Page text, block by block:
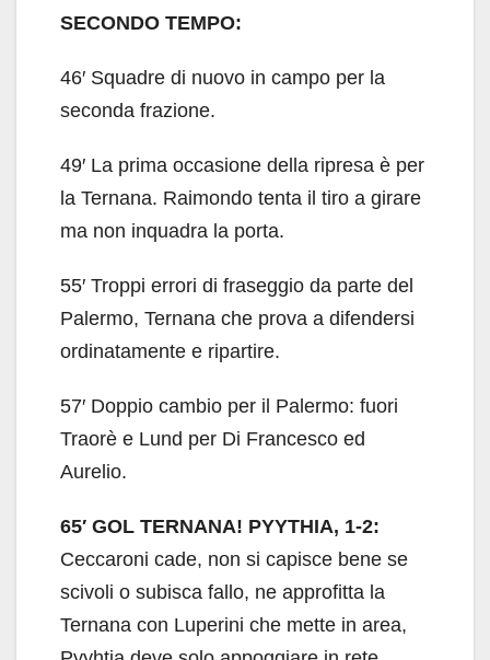
SECONDO TEMPO:
46′ Squadre di nuovo in campo per la
seconda frazione.
49′ La prima occasione della ripresa è per
la Ternana. Raimondo tenta il tiro a girare
ma non inquadra la porta.
55′ Troppi errori di fraseggio da parte del
Palermo, Ternana che prova a difendersi
ordinatamente e ripartire.
57′ Doppio cambio per il Palermo: fuori
Traorè e Lund per Di Francesco ed
Aurelio.
65′ GOL TERNANA! PYYTHIA, 1-2:
Ceccaroni cade, non si capisce bene se
scivoli o subisca fallo, ne approfitta la
Ternana con Luperini che mette in area,